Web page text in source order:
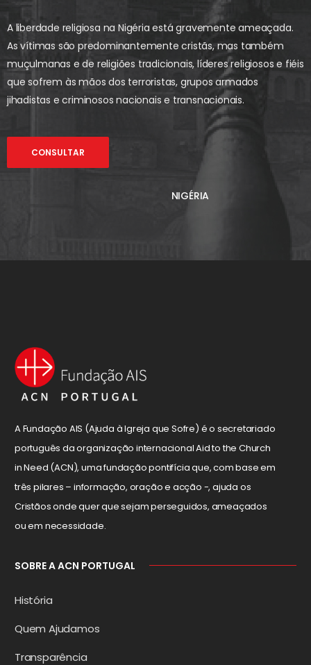
A liberdade religiosa na Nigéria está gravemente ameaçada.
As vítimas são predominantemente cristãs, mas também
muçulmanas e de religiões tradicionais, líderes religiosos e fiéis
que sofrem às mãos dos terroristas, grupos armados
jihadistas e criminosos nacionais e transnacionais.
CONSULTAR
NIGÉRIA
A Fundação AIS (Ajuda à Igreja que Sofre) é o secretariado
português da organização internacional Aid to the Church
in Need (ACN), uma fundação pontifícia que, com base em
três pilares – informação, oração e acção -, ajuda os
Cristãos onde quer que sejam perseguidos, ameaçados
ou em necessidade.
SOBRE A ACN PORTUGAL
História
Quem Ajudamos
Transparência